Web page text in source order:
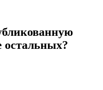
остальных?